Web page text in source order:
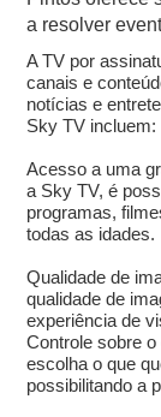
a resolver
A TV por
canais e
notícias e
Sky TV incluem:
Acesso a uma
a Sky TV, é
programas,
todas as idades.
Qualidade de
qualidade de
experiência de
Controle sobre
escolha o que
possibilitando a